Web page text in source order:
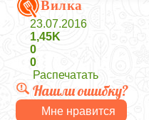
Вилка
23.07.2016
1,45K
0
0
Распечатать
Нашли ошибку?
Мне нравится